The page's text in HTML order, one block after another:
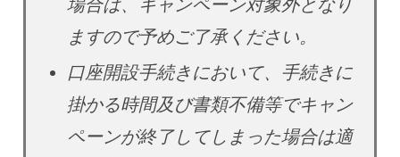
場合は、キャンペーン対象外となり
ますので予めご了承ください。
口座開設手続きにおいて、手続きに
掛かる時間及び書類不備等でキャン
ペーンが終了してしまった場合は適